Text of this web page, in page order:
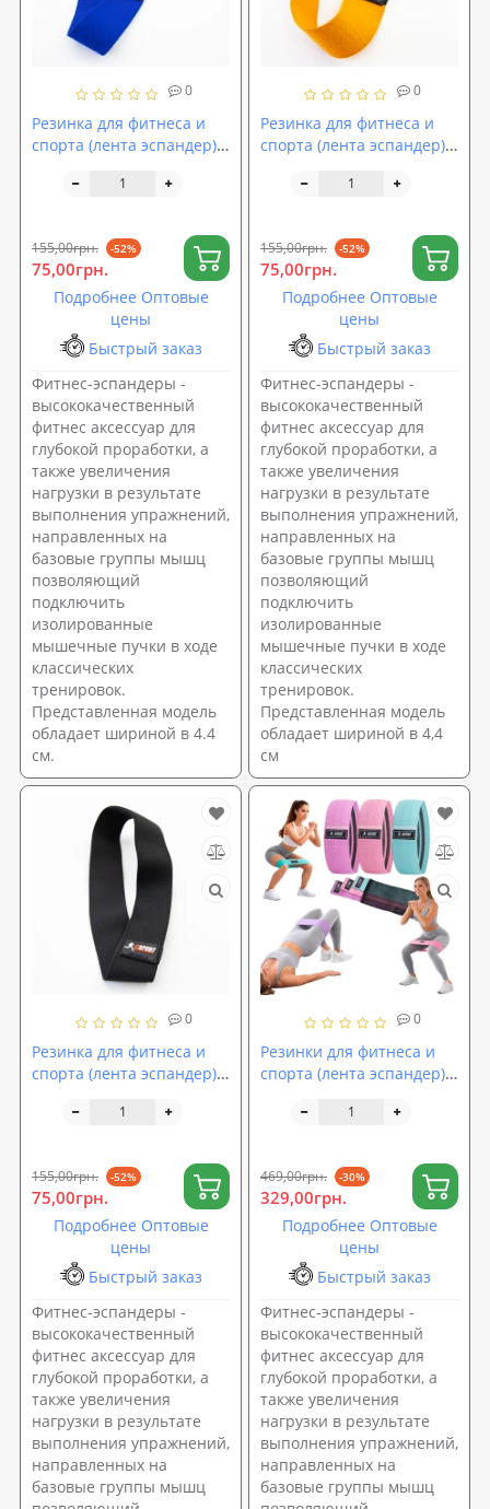
0
Резинка для фитнеса и
спорта (лента эспандер)
OSPORT Pro M (OF-0191)
155,00грн. -52%
75,00грн.
Подробнее Оптовые
цены
Быстрый заказ
Фитнес-эспандеры -
высококачественный
фитнес аксессуар для
глубокой проработки, а
также увеличения
нагрузки в результате
выполнения упражнений,
направленных на
базовые группы мышц
позволяющий
подключить
изолированные
мышечные пучки в ходе
классических
тренировок.
Представленная модель
обладает шириной в 4.4
см.
0
Резинка для фитнеса и
спорта (лента эспандер)
OSPORT Pro XL (OF-0193)
155,00грн. -52%
75,00грн.
Подробнее Оптовые
цены
Быстрый заказ
Фитнес-эспандеры -
высококачественный
фитнес аксессуар для
глубокой проработки, а
также увеличения
нагрузки в результате
выполнения упражнений,
направленных на
базовые группы мышц
позволяющий
подключить
изолированные
мышечные пучки в ходе
классических
тренировок.
Представленная модель
обладает шириной в 4,4
см
0
Резинка для фитнеса и
спорта (лента эспандер)
OSPORT Pro XXL (OF-0194)
155,00грн. -52%
75,00грн.
Подробнее Оптовые
цены
Быстрый заказ
Фитнес-эспандеры -
высококачественный
фитнес аксессуар для
глубокой проработки, а
также увеличения
нагрузки в результате
выполнения упражнений,
направленных на
базовые группы мышц
0
Резинки для фитнеса и
спорта (лента эспандер)
рук/ягодиц набор 3шт
469,00грн. -30%
329,00грн.
Подробнее Оптовые
цены
Быстрый заказ
Фитнес-эспандеры -
высококачественный
фитнес аксессуар для
глубокой проработки, а
также увеличения
нагрузки в результате
выполнения упражнений,
направленных на
базовые группы мышц